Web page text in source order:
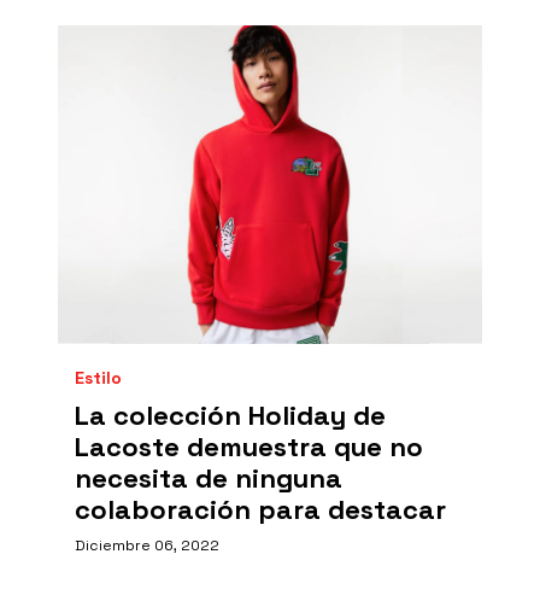
Estilo
La colección Holiday de
Lacoste demuestra que no
necesita de ninguna
colaboración para destacar
Diciembre 06, 2022